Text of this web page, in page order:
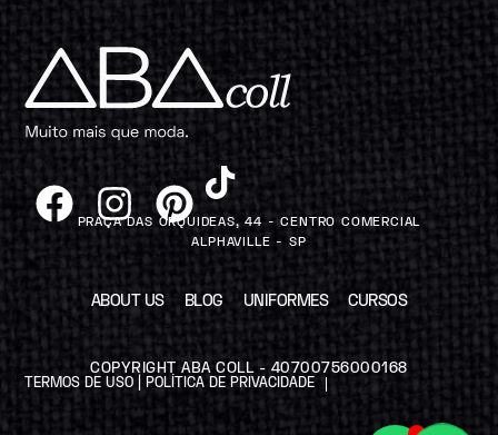
PRAÇA DAS ORQUIDEAS, 44 - CENTRO COMERCIAL
ALPHAVILLE - SP
ABOUT US BLOG UNIFORMES CURSOS
COPYRIGHT ABA COLL - 40700756000168
TERMOS DE USO | POLÍTICA DE PRIVACIDADE